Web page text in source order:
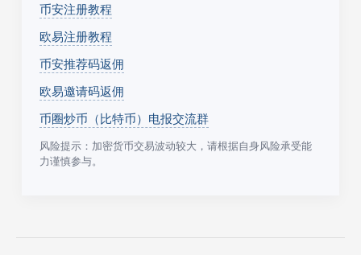
币安注册教程
欧易注册教程
币安推荐码返佣
欧易邀请码返佣
币圈炒币（比特币）电报交流群
风险提示：加密货币交易波动较大，请根据自身风险承受能
力谨慎参与。